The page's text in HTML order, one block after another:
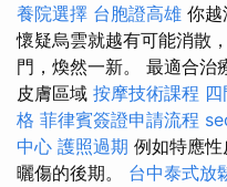
養院選擇 台胞證高雄 你越
懷疑烏雲就越有可能消散
門，煥然一新。 最適合治
皮膚區域 按摩技術課程
格 菲律賓簽證申請流程
中心 護照過期 例如特應
曬傷的後期。 台中泰式放